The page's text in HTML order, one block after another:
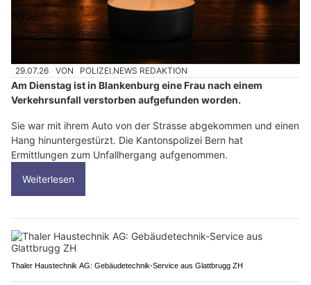
29.07.26 VON POLIZEI.NEWS REDAKTION
Am Dienstag ist in Blankenburg eine Frau nach einem
Verkehrsunfall verstorben aufgefunden worden.
Sie war mit ihrem Auto von der Strasse abgekommen und einen
Hang hinuntergestürzt. Die Kantonspolizei Bern hat
Ermittlungen zum Unfallhergang aufgenommen.
Weiterlesen
Thaler Haustechnik AG: Gebäudetechnik-Service aus Glattbrugg ZH